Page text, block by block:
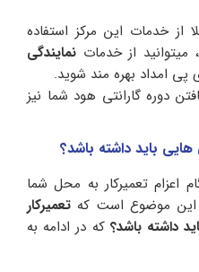
از خدمات این مرکز استفاده
میتوانید از خدمات نمایندگی
پی امداد بهره مند شوید.
دوره گارانتی هود شما نیز
باید داشته باشد؟
اعزام تعمیرکار به محل شما
این موضوع است که تعمیرکار
داشته باشد؟ که در ادامه به